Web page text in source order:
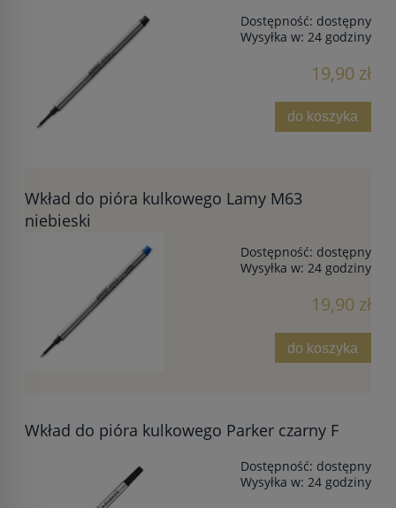
Dostępność: dostępny
Wysyłka w: 24 godziny
19,90 zł
do koszyka
Wkład do pióra kulkowego Lamy M63
niebieski
Dostępność: dostępny
Wysyłka w: 24 godziny
19,90 zł
do koszyka
Wkład do pióra kulkowego Parker czarny F
Dostępność: dostępny
Wysyłka w: 24 godziny